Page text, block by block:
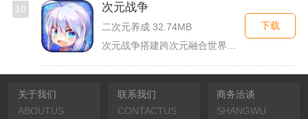
10 次元战争
二次元养成 32.74MB
下载
关于我们
ABOUTUS
联系我们
CONTACTUS
商务洽谈
SHANGWU